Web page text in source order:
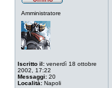
Amministratore
Iscritto il: venerdì 18 ottobre
2002, 17:22
Messaggi: 20
Località: Napoli